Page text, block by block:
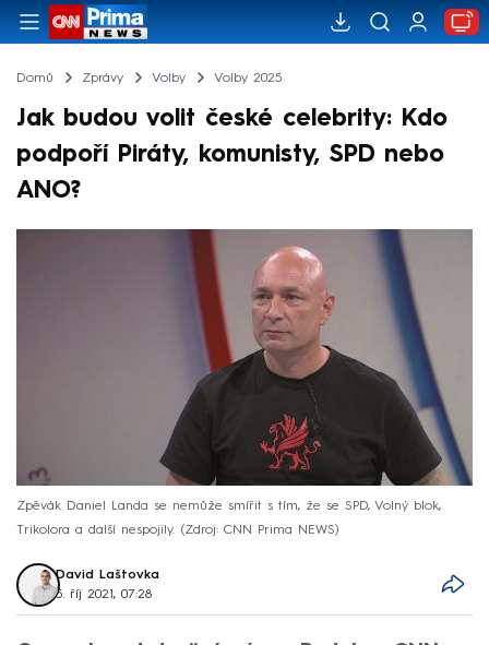
Domů Zprávy Volby Volby 2025
Jak budou volit české celebrity: Kdo
podpoří Piráty, komunisty, SPD nebo
ANO?
Zpěvák Daniel Landa se nemůže smířit s tím, že se SPD, Volný blok,
Trikolora a další nespojily.
Zdroj: CNN Prima NEWS
David Laštovka
5. říj 2021, 07:28